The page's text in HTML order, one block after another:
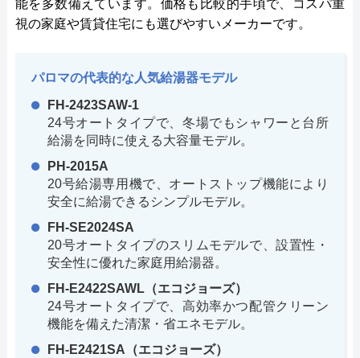
能を多数備えています。価格も比較的手頃で、コスパ重
視の家庭や賃貸住宅にも選びやすいメーカーです。
パロマの代表的な人気給湯器モデル
FH-2423SAW-1
24号オートタイプで、冬場でもシャワーと台所
給湯を同時に使える大容量モデル。
PH-2015A
20号給湯専用機で、オートストップ機能により
安全に給湯できるシンプルモデル。
FH-SE2024SA
20号オートタイプのスリムモデルで、設置性・
安全性に優れた家庭用給湯器。
FH-E2422SAWL（エコジョーズ）
24号オートタイプで、高効率かつ配管クリーン
機能を備えた清潔・省エネモデル。
FH-E2421SA（エコジョーズ）